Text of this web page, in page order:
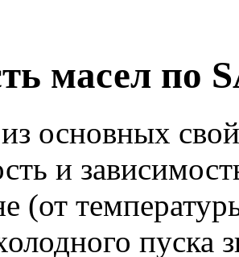
масел по
основных
и
(от
пуска